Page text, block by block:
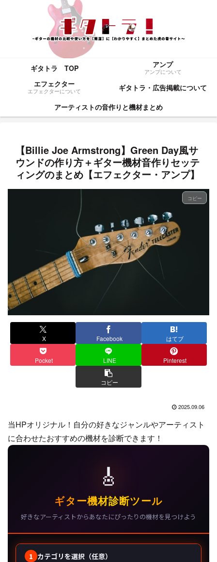
ギタトラ TOP アンプ
アンプについて
エフェクター
エフェクターについて
ギタトラ・広告掲載について
アーティストの音作りと機材まとめ
【Billie Joe Armstrong】Green Day風サ
ウンドの作り方＋ギター機材音作りセッテ
ィングのまとめ【エフェクター・アンプ】
コピー
X Facebook はてブ
Pocket LINE Pinterest
コピー
2025.09.06
当HPオリジナル！自分の好きなジャンルやアーティスト
に合わせたおすすめの機材を診断できます！